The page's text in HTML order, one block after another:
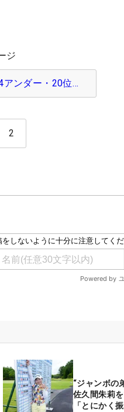
ジ
アンダー・20位…
2
“ジャンボの
佐久間朱莉
「とにかく